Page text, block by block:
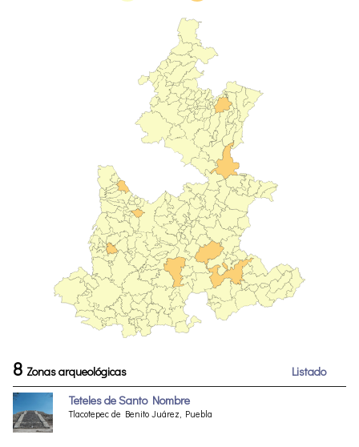
8 Zonas arqueológicas
Listado
Teteles de Santo Nombre
Tlacotepec de Benito Juárez, Puebla